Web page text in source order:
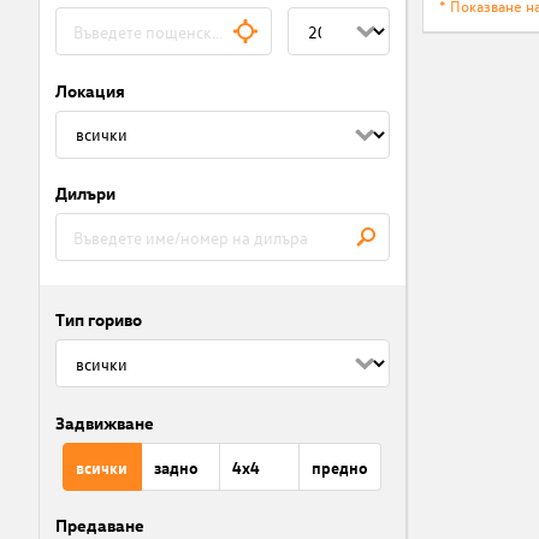
Локация
Дилъри
Тип гориво
Задвижване
всички задно 4x4 предно
Предаване
* Показване